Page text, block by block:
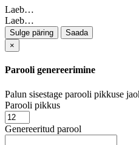
Laeb…
Laeb…
Sulge päring
Saada
×
Parooli genereerimine
Palun sisestage parooli pikkuse
Parooli pikkus
Genereeritud parool